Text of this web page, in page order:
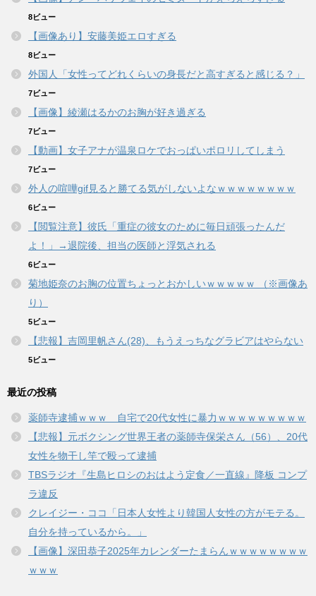
8ビュー
【画像あり】安藤美姫エロすぎる
8ビュー
外国人「女性ってどれくらいの身長だと高すぎると感じる？」
7ビュー
【画像】綾瀬はるかのお胸が好き過ぎる
7ビュー
【動画】女子アナが温泉ロケでおっぱいポロリしてしまう
7ビュー
外人の喧嘩gif見ると勝てる気がしないよなｗｗｗｗｗｗｗｗ
6ビュー
【閲覧注意】彼氏「重症の彼女のために毎日頑張ったんだ
よ！」→退院後、担当の医師と浮気される
6ビュー
菊地姫奈のお胸の位置ちょっとおかしいｗｗｗｗｗ （※画像あ
り）
5ビュー
【悲報】吉岡里帆さん(28)、もうえっちなグラビアはやらない
5ビュー
最近の投稿
薬師寺逮捕ｗｗｗ 自宅で20代女性に暴力ｗｗｗｗｗｗｗｗｗ
【悲報】元ボクシング世界王者の薬師寺保栄さん（56）、20代
女性を物干し竿で殴って逮捕
TBSラジオ『生島ヒロシのおはよう定食／一直線』降板 コンプ
ラ違反
クレイジー・ココ「日本人女性より韓国人女性の方がモテる。
自分を持っているから。」
【画像】深田恭子2025年カレンダーたまらんｗｗｗｗｗｗｗｗ
ｗｗｗ